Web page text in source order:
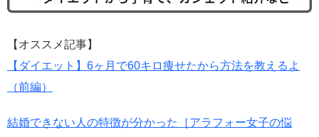
【オススメ記事】
【ダイエット】6ヶ月で60キロ痩せたから方法を教えるよ
（前編）
結婚できない人の特徴が分かった［アラフォー女子の悩